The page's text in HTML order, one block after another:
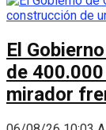
El
de
mirador